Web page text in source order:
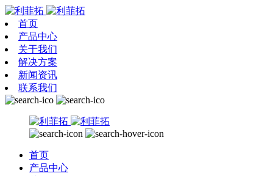
首页
产品中心
关于我们
解决方案
新闻资讯
联系我们
首页
产品中心